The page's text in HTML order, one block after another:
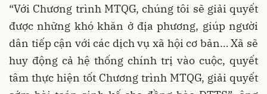
“Với Chương trình MTQG, chúng tôi sẽ giải quyết
được những khó khăn ở địa phương, giúp người
dân tiếp cận với các dịch vụ xã hội cơ bản… Xã sẽ
huy động cả hệ thống chính trị vào cuộc, quyết
tâm thực hiện tốt Chương trình MTQG, giải quyết